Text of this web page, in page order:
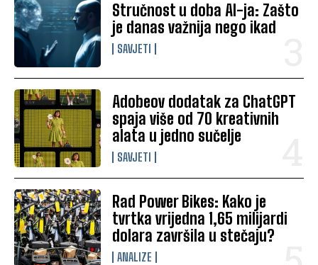
Stručnost u doba AI-ja: Zašto
je danas važnija nego ikad
SAVJETI
Adobeov dodatak za ChatGPT
spaja više od 70 kreativnih
alata u jedno sučelje
SAVJETI
Rad Power Bikes: Kako je
tvrtka vrijedna 1,65 milijardi
dolara završila u stečaju?
ANALIZE